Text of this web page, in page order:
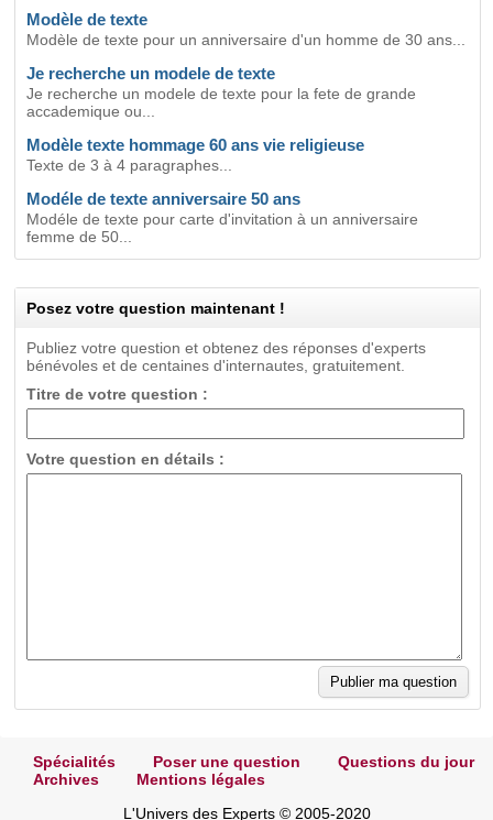
Modèle de texte
Modèle de texte pour un anniversaire d'un homme de 30 ans...
Je recherche un modele de texte
Je recherche un modele de texte pour la fete de grande
accademique ou...
Modèle texte hommage 60 ans vie religieuse
Texte de 3 à 4 paragraphes...
Modéle de texte anniversaire 50 ans
Modéle de texte pour carte d'invitation à un anniversaire
femme de 50...
Posez votre question maintenant !
Publiez votre question et obtenez des réponses d'experts
bénévoles et de centaines d'internautes, gratuitement.
Titre de votre question :
Votre question en détails :
Spécialités Poser une question
Questions du jour
Archives
Mentions légales
L'Univers des Experts © 2005-2020